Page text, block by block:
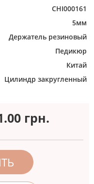
CHI000161
5мм
Держатель резиновый
Педикюр
Китай
Цилиндр закругленный
грн.